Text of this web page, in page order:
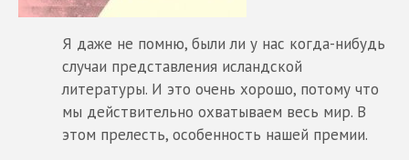
Я даже не помню, были ли у нас когда-нибудь
случаи представления исландской
литературы. И это очень хорошо, потому что
мы действительно охватываем весь мир. В
этом прелесть, особенность нашей премии.